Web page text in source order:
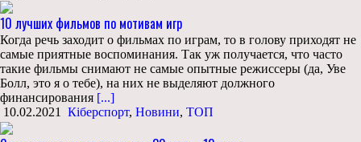
10 лучших фильмов по мотивам игр
Когда речь заходит о фильмах по играм, то в голову приходят не
самые приятные воспоминания. Так уж получается, что часто
такие фильмы снимают не самые опытные режиссеры (да, Уве
Болл, это я о тебе), на них не выделяют должного
финансирования [...]
10.02.2021
Кіберспорт, Новини, ТОП